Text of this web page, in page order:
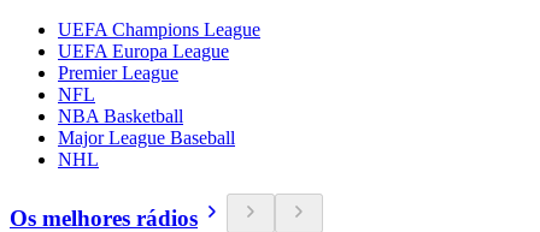
UEFA Champions League
UEFA Europa League
Premier League
NFL
NBA Basketball
Major League Baseball
NHL
Os melhores rádios